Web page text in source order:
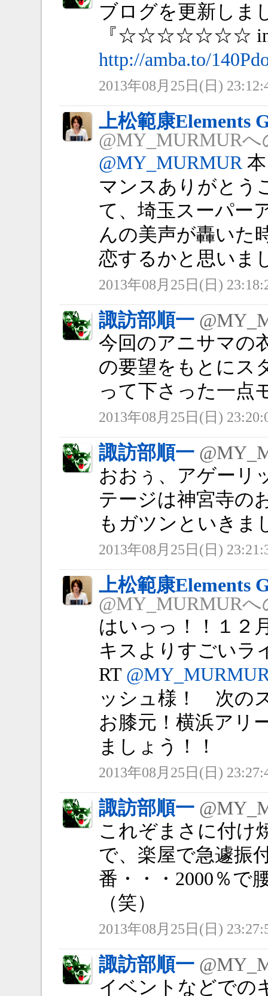
ブログを更新しま
『☆☆☆☆☆☆☆ in
http://amba.to/
2013年08月25日(日)
上松範康Elements
@MY_MURMUR
@MY_MURMUR本
マンスありがとう
て、埼玉スーパー
んの美声が轟いた
恋するかと思いま
2013年08月25日(日)
諏訪部順一
今回のアニサマの
の要望をもとにス
って下さった一点
2013年08月25日(日)
諏訪部順一
おおぅ、アゲー
テージは神宮寺の
もガツンといきま
2013年08月25日(日)
上松範康Elements
@MY_MURMUR
はいっっ！！１２
キスよりすごい
RT
ッシュ様！ 次の
お膝元！横浜アリ
ましょう！！
2013年08月25日(日)
諏訪部順一
これぞまさに付け
で、楽屋で急遽振
番・・・2000％で
（笑）
2013年08月25日(日)
諏訪部順一
イベントなどでの